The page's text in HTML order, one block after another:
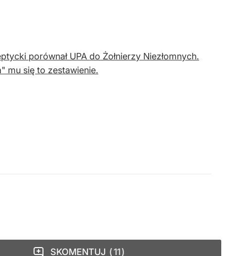
porównał UPA do Żołnierzy Niezłomnych.
mu się to zestawienie.
SKOMENTUJ 11